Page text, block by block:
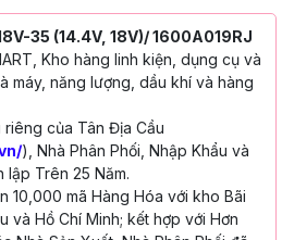
35 (14.4V, 18V)/ 1600A019RJ
Kho hàng linh kiện, dụng cụ và
máy, năng lượng, dầu khí và hàng
riêng của Tân Địa Cầu
), Nhà Phân Phối, Nhập Khẩu và
lập Trên 25 Năm.
10,000 mã Hàng Hóa với kho Bãi
và Hồ Chí Minh; kết hợp với Hơn